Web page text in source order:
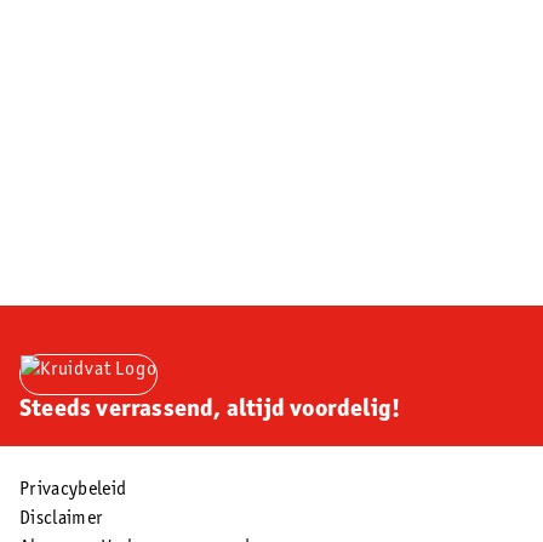
Steeds verrassend, altijd voordelig!
Privacybeleid
Disclaimer